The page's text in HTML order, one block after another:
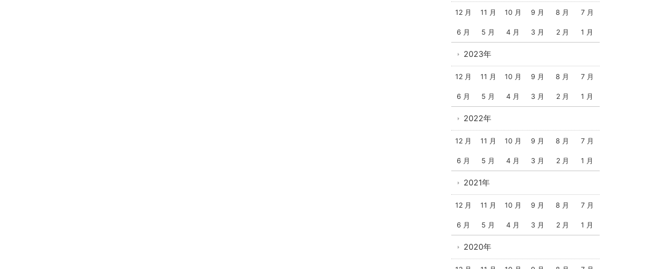
12 月 11 月 10 月 9 月 8 月 7 月
6 月 5 月 4 月 3 月 2 月 1 月
2023年
12 月 11 月 10 月 9 月 8 月 7 月
6 月 5 月 4 月 3 月 2 月 1 月
2022年
12 月 11 月 10 月 9 月 8 月 7 月
6 月 5 月 4 月 3 月 2 月 1 月
2021年
12 月 11 月 10 月 9 月 8 月 7 月
6 月 5 月 4 月 3 月 2 月 1 月
2020年